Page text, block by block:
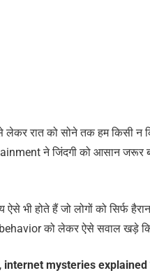
लेकर रात को सोने तक हम किसी
ने जिंदगी को आसान जरूर
ऐसे भी होते हैं जो लोगों को सिर्फ
को लेकर ऐसे सवाल खड़े
, internet mysteries explained